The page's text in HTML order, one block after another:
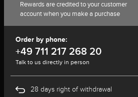
Rewards are credited to your customer
account when you make a purchase
Order by phone:
+49 711 217 268 20
Talk to us directly in person
28 days right of withdrawal